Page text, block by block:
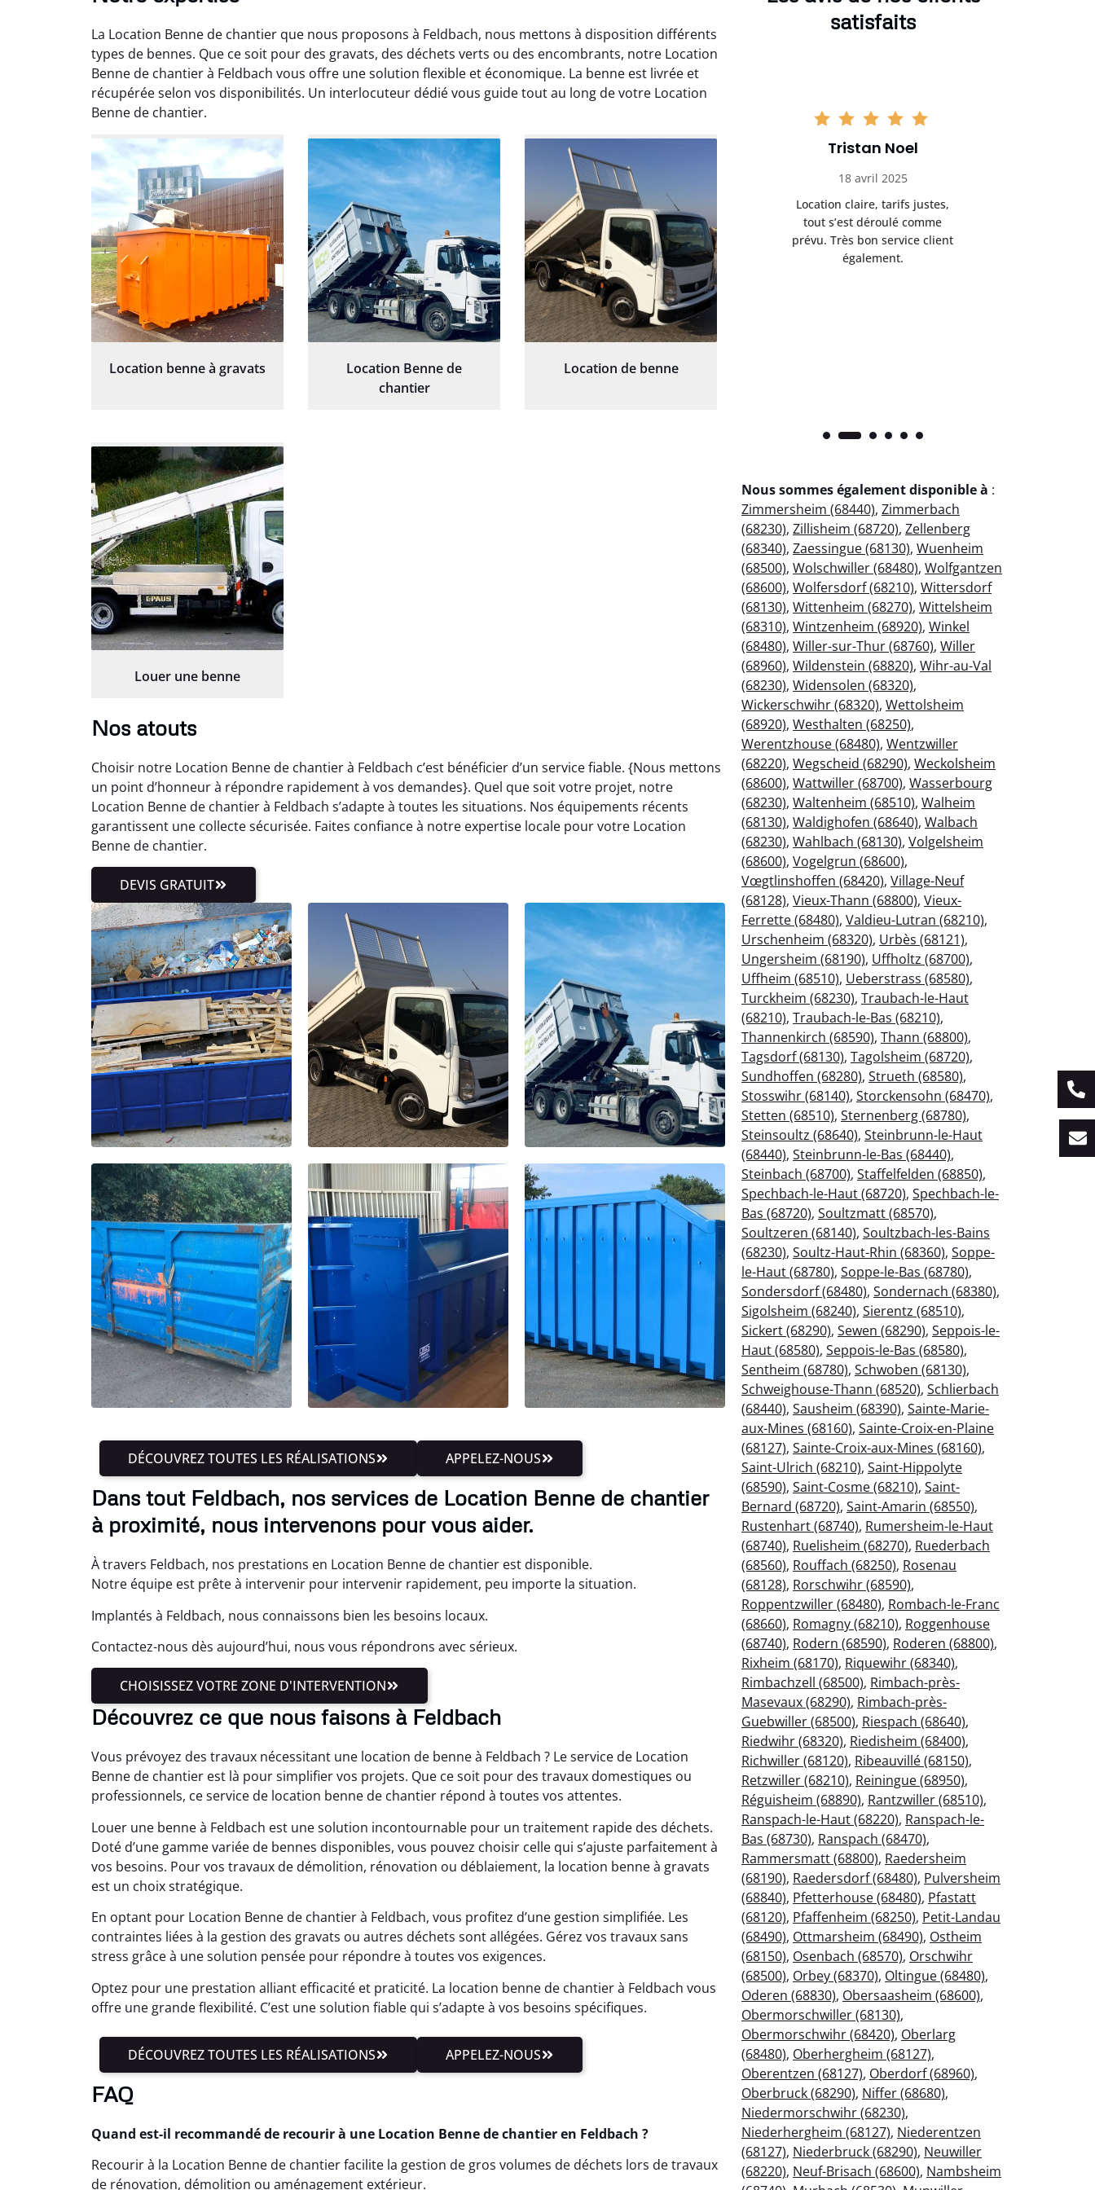
La Location Benne de chantier que nous proposons à Feldbach, nous mettons à disposition différents
types de bennes. Que ce soit pour des gravats, des déchets verts ou des encombrants, notre Location
Benne de chantier à Feldbach vous offre une solution flexible et économique. La benne est livrée et
récupérée selon vos disponibilités. Un interlocuteur dédié vous guide tout au long de votre Location
Benne de chantier.
Location benne à gravats
Location Benne de
chantier
Location de benne
Louer une benne
Nos atouts
Choisir notre Location Benne de chantier à Feldbach c’est bénéficier d’un service fiable. {Nous mettons
un point d’honneur à répondre rapidement à vos demandes}. Quel que soit votre projet, notre
Location Benne de chantier à Feldbach s’adapte à toutes les situations. Nos équipements récents
garantissent une collecte sécurisée. Faites confiance à notre expertise locale pour votre Location
Benne de chantier.
DEVIS GRATUIT
DÉCOUVREZ TOUTES LES RÉALISATIONS APPELEZ-NOUS
Dans tout Feldbach, nos services de Location Benne de chantier
à proximité, nous intervenons pour vous aider.
À travers Feldbach, nos prestations en Location Benne de chantier est disponible.
Notre équipe est prête à intervenir pour intervenir rapidement, peu importe la situation.
Implantés à Feldbach, nous connaissons bien les besoins locaux.
Contactez-nous dès aujourd’hui, nous vous répondrons avec sérieux.
CHOISISSEZ VOTRE ZONE D'INTERVENTION
Découvrez ce que nous faisons à Feldbach
Vous prévoyez des travaux nécessitant une location de benne à Feldbach ? Le service de Location
Benne de chantier est là pour simplifier vos projets. Que ce soit pour des travaux domestiques ou
professionnels, ce service de location benne de chantier répond à toutes vos attentes.
Louer une benne à Feldbach est une solution incontournable pour un traitement rapide des déchets.
Doté d’une gamme variée de bennes disponibles, vous pouvez choisir celle qui s’ajuste parfaitement à
vos besoins. Pour vos travaux de démolition, rénovation ou déblaiement, la location benne à gravats
est un choix stratégique.
En optant pour Location Benne de chantier à Feldbach, vous profitez d’une gestion simplifiée. Les
contraintes liées à la gestion des gravats ou autres déchets sont allégées. Gérez vos travaux sans
stress grâce à une solution pensée pour répondre à toutes vos exigences.
Optez pour une prestation alliant efficacité et praticité. La location benne de chantier à Feldbach vous
offre une grande flexibilité. C’est une solution fiable qui s’adapte à vos besoins spécifiques.
DÉCOUVREZ TOUTES LES RÉALISATIONS APPELEZ-NOUS
FAQ
Quand est-il recommandé de recourir à une Location Benne de chantier en Feldbach ?
Recourir à la Location Benne de chantier facilite la gestion de gros volumes de déchets lors de travaux
de rénovation, démolition ou aménagement extérieur.
satisfaits
Aurélie Bonnet
21 juin 2024
Le service de terrassement
jardin à Var était
exceptionnel. L'équipe a
travaillé de manière efficace
et professionnelle, laissant
notre jardin impeccable et
prêt pour notre nouveau
projet d'aménagement
6 avril 2025
Parfait pour évacuer les
gravats de mon chantier.
Service rapide et efficace. Je
recommande sans
hésitation.
Tristan Noel
18 avril 2025
Location claire, tarifs justes,
tout s’est déroulé comme
prévu. Très bon service client
également.
Nous sommes également disponible à :
Zimmersheim (68440), Zimmerbach
(68230), Zillisheim (68720), Zellenberg
(68340), Zaessingue (68130), Wuenheim
(68500), Wolschwiller (68480), Wolfgantzen
(68600), Wolfersdorf (68210), Wittersdorf
(68130), Wittenheim (68270), Wittelsheim
(68310), Wintzenheim (68920), Winkel
(68480), Willer-sur-Thur (68760), Willer
(68960), Wildenstein (68820), Wihr-au-Val
(68230), Widensolen (68320),
Wickerschwihr (68320), Wettolsheim
(68920), Westhalten (68250),
Werentzhouse (68480), Wentzwiller
(68220), Wegscheid (68290), Weckolsheim
(68600), Wattwiller (68700), Wasserbourg
(68230), Waltenheim (68510), Walheim
(68130), Waldighofen (68640), Walbach
(68230), Wahlbach (68130), Volgelsheim
(68600), Vogelgrun (68600),
Vœgtlinshoffen (68420), Village-Neuf
(68128), Vieux-Thann (68800), Vieux-
Ferrette (68480), Valdieu-Lutran (68210),
Urschenheim (68320), Urbès (68121),
Ungersheim (68190), Uffholtz (68700),
Uffheim (68510), Ueberstrass (68580),
Turckheim (68230), Traubach-le-Haut
(68210), Traubach-le-Bas (68210),
Thannenkirch (68590), Thann (68800),
Tagsdorf (68130), Tagolsheim (68720),
Sundhoffen (68280), Strueth (68580),
Stosswihr (68140), Storckensohn (68470),
Stetten (68510), Sternenberg (68780),
Steinsoultz (68640), Steinbrunn-le-Haut
(68440), Steinbrunn-le-Bas (68440),
Steinbach (68700), Staffelfelden (68850),
Spechbach-le-Haut (68720), Spechbach-le-
Bas (68720), Soultzmatt (68570),
Soultzeren (68140), Soultzbach-les-Bains
(68230), Soultz-Haut-Rhin (68360), Soppe-
le-Haut (68780), Soppe-le-Bas (68780),
Sondersdorf (68480), Sondernach (68380),
Sigolsheim (68240), Sierentz (68510),
Sickert (68290), Sewen (68290), Seppois-le-
Haut (68580), Seppois-le-Bas (68580),
Sentheim (68780), Schwoben (68130),
Schweighouse-Thann (68520), Schlierbach
(68440), Sausheim (68390), Sainte-Marie-
aux-Mines (68160), Sainte-Croix-en-Plaine
(68127), Sainte-Croix-aux-Mines (68160),
Saint-Ulrich (68210), Saint-Hippolyte
(68590), Saint-Cosme (68210), Saint-
Bernard (68720), Saint-Amarin (68550),
Rustenhart (68740), Rumersheim-le-Haut
(68740), Ruelisheim (68270), Ruederbach
(68560), Rouffach (68250), Rosenau
(68128), Rorschwihr (68590),
Roppentzwiller (68480), Rombach-le-Franc
(68660), Romagny (68210), Roggenhouse
(68740), Rodern (68590), Roderen (68800),
Rixheim (68170), Riquewihr (68340),
Rimbachzell (68500), Rimbach-près-
Masevaux (68290), Rimbach-près-
Guebwiller (68500), Riespach (68640),
Riedwihr (68320), Riedisheim (68400),
Richwiller (68120), Ribeauvillé (68150),
Retzwiller (68210), Reiningue (68950),
Réguisheim (68890), Rantzwiller (68510),
Ranspach-le-Haut (68220), Ranspach-le-
Bas (68730), Ranspach (68470),
Rammersmatt (68800), Raedersheim
(68190), Raedersdorf (68480), Pulversheim
(68840), Pfetterhouse (68480), Pfastatt
(68120), Pfaffenheim (68250), Petit-Landau
(68490), Ottmarsheim (68490), Ostheim
(68150), Osenbach (68570), Orschwihr
(68500), Orbey (68370), Oltingue (68480),
Oderen (68830), Obersaasheim (68600),
Obermorschwiller (68130),
Obermorschwihr (68420), Oberlarg
(68480), Oberhergheim (68127),
Oberentzen (68127), Oberdorf (68960),
Oberbruck (68290), Niffer (68680),
Niedermorschwihr (68230),
Niederhergheim (68127), Niederentzen
(68127), Niederbruck (68290), Neuwiller
(68220), Neuf-Brisach (68600), Nambsheim